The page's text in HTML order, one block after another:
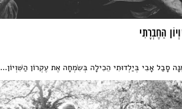
הַחֶבְרָתִי
סָבַל אָבִי בְּיַלְדוּתִי הֵכִילָה בְּשִׂמְחָה אֶת עֶקְרוֹן הַשִּׁוְיוֹן...